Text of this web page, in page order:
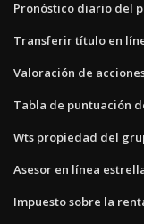
Pronóstico diario del
Transferir título en
Valoración de
Tabla de puntuación
Wts propiedad del
Asesor en línea
Impuesto sobre la